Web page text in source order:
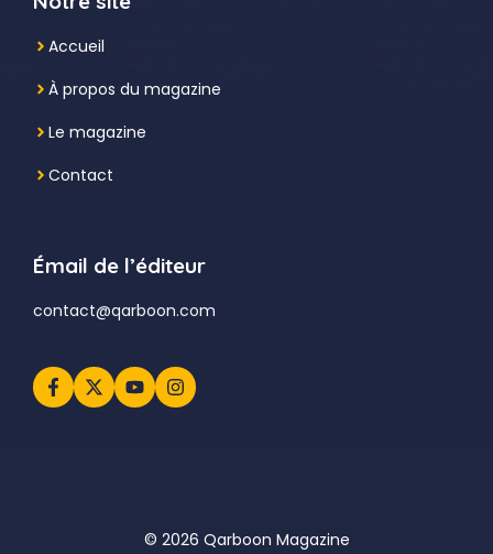
Accueil
À propos du magazine
Le magazine
Contact
Émail de l’éditeur
contact@qarboon.com
© 2026 Qarboon Magazine